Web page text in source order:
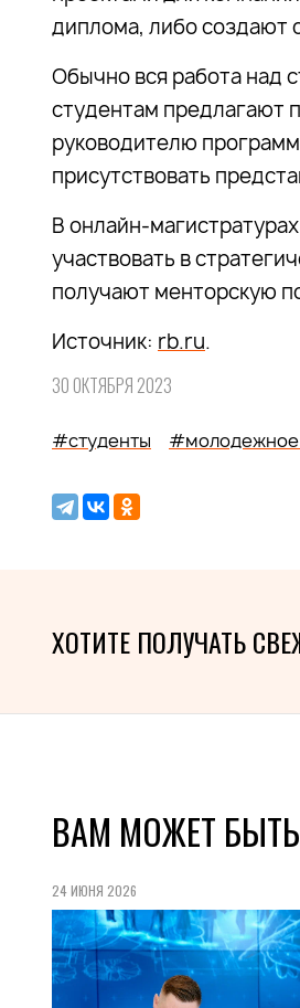
диплома, либо создают
Обычно вся работа над
студентам предлагают
руководителю
присутствовать
В онлайн-
участвовать в
получают менторскую
Источник: rb.ru.
30 ОКТЯБРЯ 2023
#студенты #молодежное
ХОТИТЕ ПОЛУЧАТЬ
ВАМ МОЖЕТ
24 ИЮНЯ 2026